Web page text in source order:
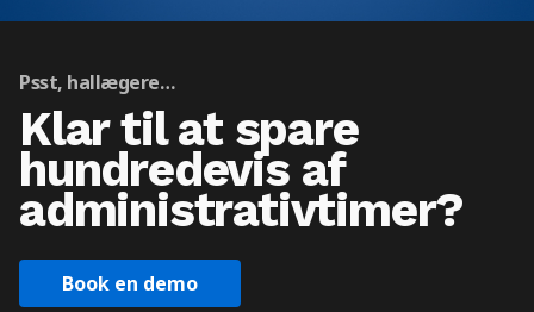
Psst, hallægere…
Klar til at spare
hundredevis af
administrativtimer?
Book en demo